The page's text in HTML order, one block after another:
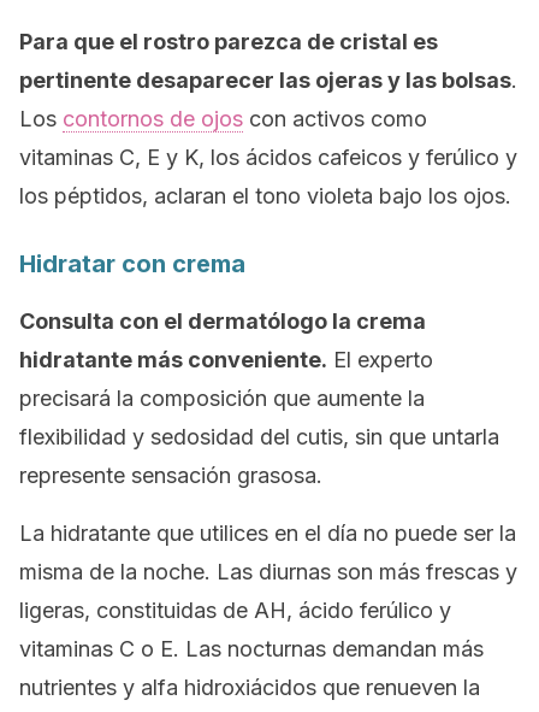
Para que el rostro parezca de cristal es
pertinente desaparecer las ojeras y las bolsas.
Los contornos de ojos con activos como
vitaminas C, E y K, los ácidos cafeicos y ferúlico y
los péptidos, aclaran el tono violeta bajo los ojos.
Hidratar con crema
Consulta con el dermatólogo la crema
hidratante más conveniente. El experto
precisará la composición que aumente la
flexibilidad y sedosidad del cutis, sin que untarla
represente sensación grasosa.
La hidratante que utilices en el día no puede ser la
misma de la noche. Las diurnas son más frescas y
ligeras, constituidas de AH, ácido ferúlico y
vitaminas C o E. Las nocturnas demandan más
nutrientes y alfa hidroxiácidos que renueven la